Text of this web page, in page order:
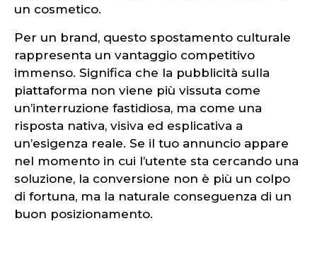
un cosmetico.
Per un brand, questo spostamento culturale
rappresenta un vantaggio competitivo
immenso. Significa che la pubblicità sulla
piattaforma non viene più vissuta come
un’interruzione fastidiosa, ma come una
risposta nativa, visiva ed esplicativa a
un’esigenza reale. Se il tuo annuncio appare
nel momento in cui l’utente sta cercando una
soluzione, la conversione non è più un colpo
di fortuna, ma la naturale conseguenza di un
buon posizionamento.